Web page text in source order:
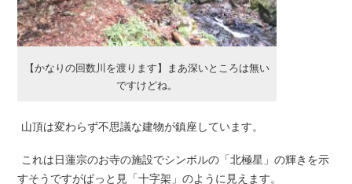
【かなりの回数川を渡ります】まあ深いところは無い
ですけどね。
山頂は変わらず不思議な建物が鎮座しています。
これは日蓮宗のお寺の施設でシンボルの「北極星」の輝きを示
すそうですがぱっと見「十字架」のように見えます。